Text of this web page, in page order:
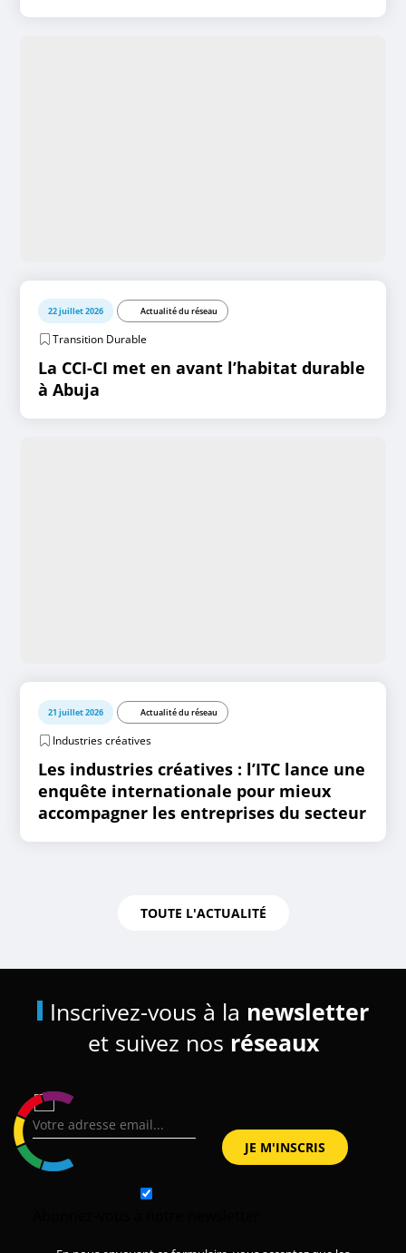
22 juillet 2026 Actualité du réseau
Transition Durable
La CCI-CI met en avant l’habitat durable
à Abuja
21 juillet 2026 Actualité du réseau
Industries créatives
Les industries créatives : l’ITC lance une
enquête internationale pour mieux
accompagner les entreprises du secteur
TOUTE L'ACTUALITÉ
Inscrivez-vous à la newsletter
et suivez nos réseaux